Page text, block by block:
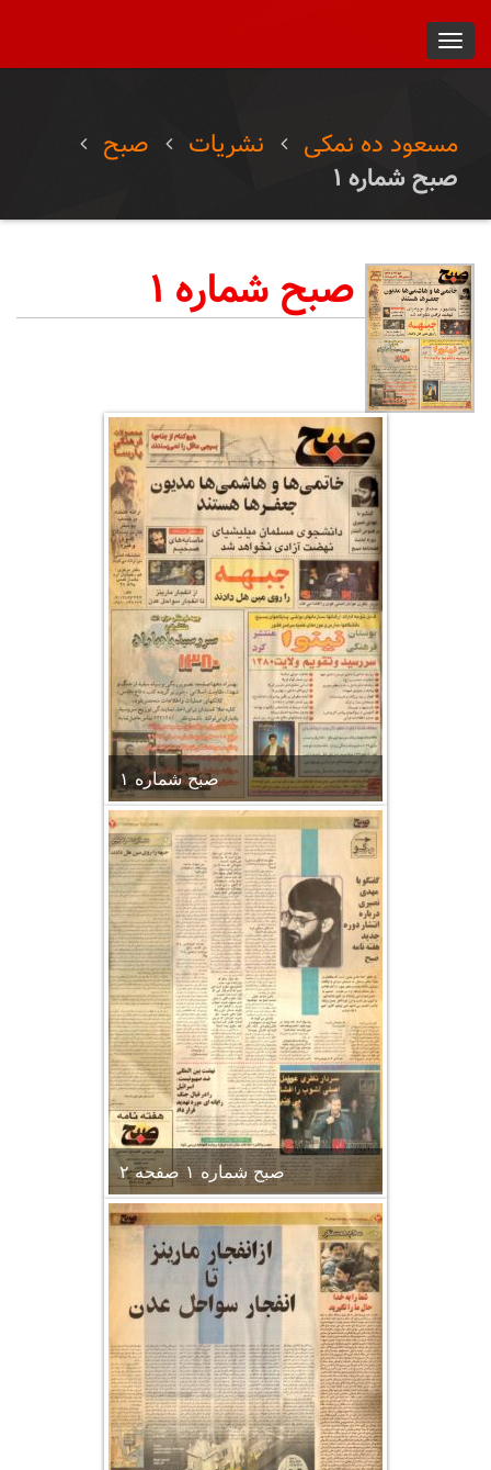
مسعود ده نمکی نشریات
صبح
صبح شماره ۱
صبح شماره ۱
صبح شماره ۱
صبح شماره ۱ صفحه ۲